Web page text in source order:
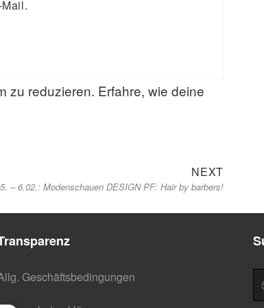
zu reduzieren. Erfahre, wie deine
NEXTNext
post:
5. – 6.02.: Modenschauen DESIGN PF: Hair by barbers!
Geschäftsbedingungen